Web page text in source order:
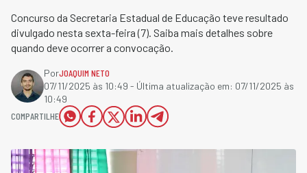
Concurso da Secretaria Estadual de Educação teve resultado
divulgado nesta sexta-feira (7). Saiba mais detalhes sobre
quando deve ocorrer a convocação.
PorJOAQUIM NETO
07/11/2025 às 10:49 - Última atualização em: 07/11/2025 às
10:49
COMPARTILHE